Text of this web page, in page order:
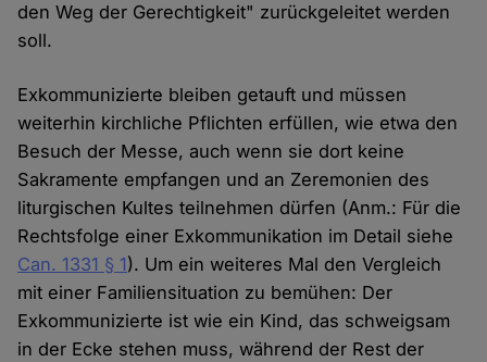
den Weg der Gerechtigkeit" zurückgeleitet werden
soll.
Exkommunizierte bleiben getauft und müssen
weiterhin kirchliche Pflichten erfüllen, wie etwa den
Besuch der Messe, auch wenn sie dort keine
Sakramente empfangen und an Zeremonien des
liturgischen Kultes teilnehmen dürfen (Anm.: Für die
Rechtsfolge einer Exkommunikation im Detail siehe
Can. 1331 § 1). Um ein weiteres Mal den Vergleich
mit einer Familiensituation zu bemühen: Der
Exkommunizierte ist wie ein Kind, das schweigsam
in der Ecke stehen muss, während der Rest der